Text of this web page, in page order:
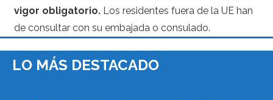
vigor obligatorio. Los residentes fuera de la UE han
de consultar con su embajada o consulado.
LO MÁS DESTACADO